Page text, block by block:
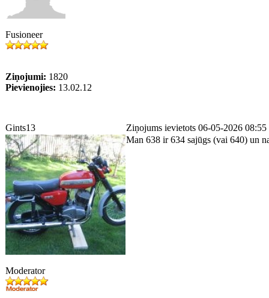
Fusioneer
Ziņojumi: 1820
Pievienojies: 13.02.12
Gints13 Ziņojums ievietots 06-05-2026 08:55
Moderator
Man 638 ir 634 sajūgs (vai 640) un